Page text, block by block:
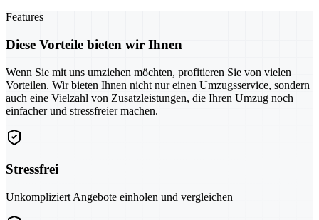
Features
Diese Vorteile bieten wir Ihnen
Wenn Sie mit uns umziehen möchten, profitieren Sie von vielen
Vorteilen. Wir bieten Ihnen nicht nur einen Umzugsservice, sondern
auch eine Vielzahl von Zusatzleistungen, die Ihren Umzug noch
einfacher und stressfreier machen.
Stressfrei
Unkompliziert Angebote einholen und vergleichen